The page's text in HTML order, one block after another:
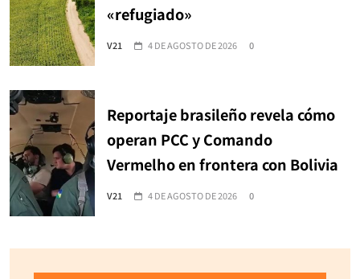
«refugiado»
V21 4 DE AGOSTO DE 2026 0
Reportaje brasileño revela cómo
operan PCC y Comando
Vermelho en frontera con Bolivia
V21 4 DE AGOSTO DE 2026 0